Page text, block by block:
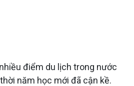
điểm du lịch trong nước
năm học mới đã cận kề.